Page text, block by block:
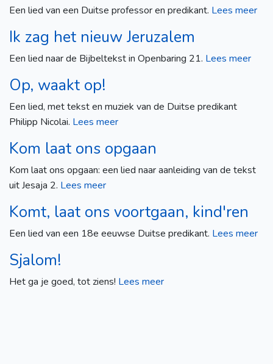
Een lied van een Duitse professor en predikant. Lees meer
Ik zag het nieuw Jeruzalem
Een lied naar de Bijbeltekst in Openbaring 21. Lees meer
Op, waakt op!
Een lied, met tekst en muziek van de Duitse predikant
Philipp Nicolai. Lees meer
Kom laat ons opgaan
Kom laat ons opgaan: een lied naar aanleiding van de tekst
uit Jesaja 2. Lees meer
Komt, laat ons voortgaan, kind'ren
Een lied van een 18e eeuwse Duitse predikant. Lees meer
Sjalom!
Het ga je goed, tot ziens! Lees meer